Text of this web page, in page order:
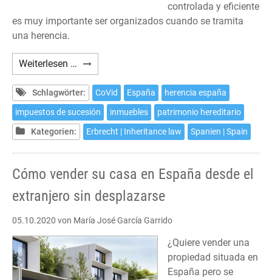
controlada y eficiente
es muy importante ser organizados cuando se tramita
una herencia.
Weiterlesen … Trámites
para
heredar
en
España
Schlagwörter: CoVid España
herencia españa
impuestos de sucesión
inmuebles
patrimonio hereditario
Kategorien:
Erbrecht | Inheritance law Spanien | Spain
Cómo vender su casa en España desde el
extranjero sin desplazarse
05.10.2020 von María José García Garrido
¿Quiere vender una
propiedad situada en
España pero se